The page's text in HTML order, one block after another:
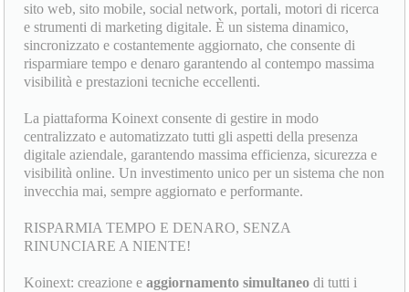
sito web, sito mobile, social network, portali, motori di ricerca
e strumenti di marketing digitale. È un sistema dinamico,
sincronizzato e costantemente aggiornato, che consente di
risparmiare tempo e denaro garantendo al contempo massima
visibilità e prestazioni tecniche eccellenti.
La piattaforma Koinext consente di gestire in modo
centralizzato e automatizzato tutti gli aspetti della presenza
digitale aziendale, garantendo massima efficienza, sicurezza e
visibilità online. Un investimento unico per un sistema che non
invecchia mai, sempre aggiornato e performante.
RISPARMIA TEMPO E DENARO, SENZA
RINUNCIARE A NIENTE!
Koinext: creazione eaggiornamento simultaneo di tutti i